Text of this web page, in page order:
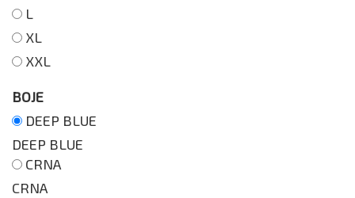
L
XL
XXL
BOJE
DEEP BLUE
DEEP BLUE
CRNA
CRNA